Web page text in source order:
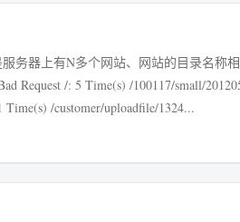
务器上有N多个网站、网站的目录名称
Time(s) /customer/uploadfile/1324/1324_201203251308211pYHL.JPG: 1 Time(s) /customer/uploadfile/1324...